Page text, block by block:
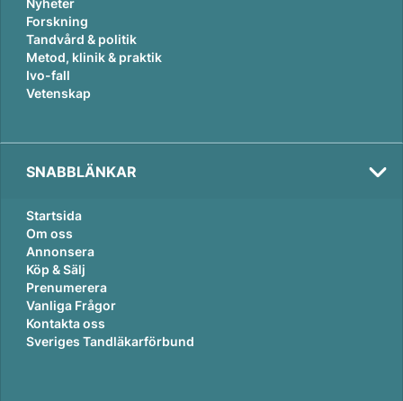
Nyheter
Forskning
Tandvård & politik
Metod, klinik & praktik
Ivo-fall
Vetenskap
SNABBLÄNKAR
Startsida
Om oss
Annonsera
Köp & Sälj
Prenumerera
Vanliga Frågor
Kontakta oss
Sveriges Tandläkarförbund